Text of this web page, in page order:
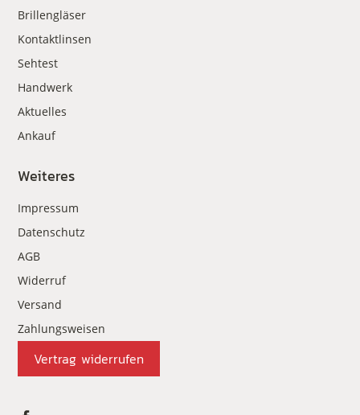
Brillengläser
Kontaktlinsen
Sehtest
Handwerk
Aktuelles
Ankauf
Weiteres
Impressum
Datenschutz
AGB
Widerruf
Versand
Zahlungsweisen
Vertrag widerrufen